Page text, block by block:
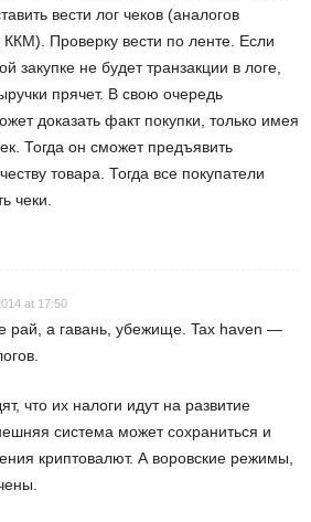
вести лог чеков (аналогов
ККМ). Проверку вести по ленте. Если
закупке не будет транзакции в логе,
прячет. В свою очередь
доказать факт покупки, только имея
Тогда он сможет предъявить
товара. Тогда все покупатели
чеки.
at 17:50
рай, а гавань, убежище. Tax haven —
что их налоги идут на развитие
система может сохраниться и
криптовалют. А воровские режимы,